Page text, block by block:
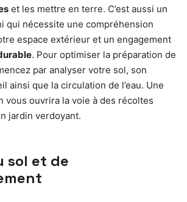
et les mettre en terre. C’est aussi un
qui nécessite une compréhension
espace extérieur et un engagement
. Pour optimiser la préparation de
par analyser votre sol, son
ainsi que la circulation de l’eau. Une
vous ouvrira la voie à des récoltes
jardin verdoyant.
sol et de